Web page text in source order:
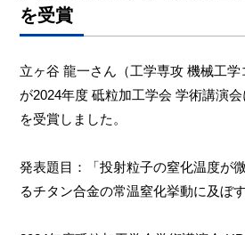
を受賞
立ヶ谷 龍一さん（工学専攻 機械工学
が2024年度 砥粒加工学会 学術講演
を受賞しました。
発表題目：「投射粒子の窒化温度が
るチタン合金の常温窒化挙動に及ぼす